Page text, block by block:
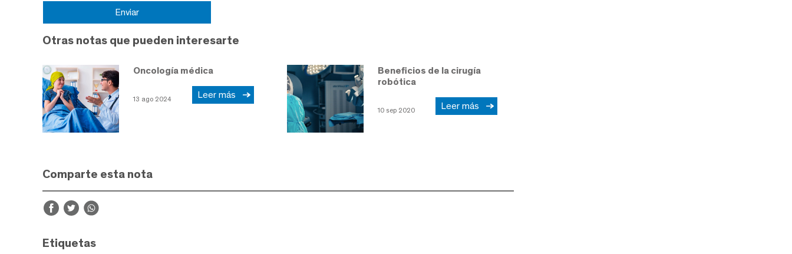
Otras notas que pueden interesarte
Oncología médica
13 ago 2024 Leer más
Beneficios de la cirugía
robótica
10 sep 2020 Leer más
Comparte esta nota
Etiquetas